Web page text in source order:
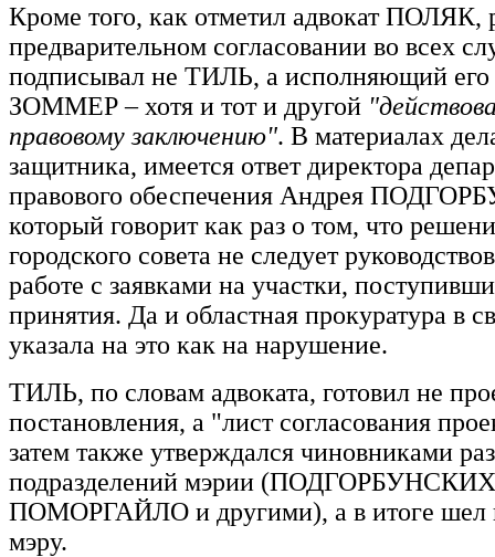
Кроме того, как отметил адвокат ПОЛЯК,
предварительном согласовании во всех
подписывал не ТИЛЬ, а исполняющий его
ЗОММЕР – хотя и тот и другой
правовому заключению". В материалах
защитника, имеется ответ директора
правового обеспечения Андрея
который говорит как раз о том, что
городского совета не следует
работе с заявками на участки,
принятия. Да и областная прокуратура в
указала на это как на нарушение.
ТИЛЬ, по словам адвоката, готовил не
постановления, а "лист согласования
затем также утверждался чиновниками
подразделений мэрии
ПОМОРГАЙЛО и другими), а в итоге шел
мэру.